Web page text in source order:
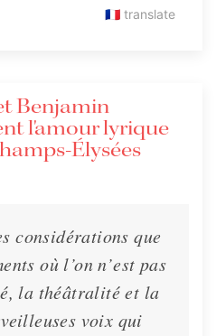
🇫🇷 translate
Benjamin
l'amour lyrique
Élysées
considérations que
où l’on n’est pas
la théâtralité et la
voix qui